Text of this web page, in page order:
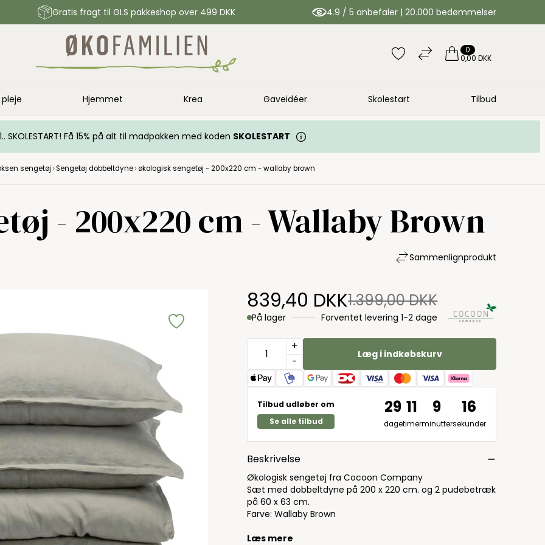
Gratis fragt til GLS pakkeshop over 499 DKK 4.9 / 5 anbefaler | 20.000 bedømmelser
0
0,00 DKK
Hjemmet Krea Gaveidéer Skolestart Tilbud
SKOLESTART! Få 15% på alt til madpakken med koden SKOLESTART
sengetøj Sengetøj dobbeltdyne økologisk sengetøj - 200x220 cm - wallaby brown
- 200x220 cm - Wallaby Brown
Sammenlignprodukt
839,40 DKK1.399,00 DKK
På lager Forventet levering 1-2 dage
+
-
Læg i indkøbskurv
Tilbud udløber om
Se alle tilbud
29
dage
11
timer
9
minutter
15
sekunder
Beskrivelse
Økologisk sengetøj fra Cocoon Company
Sæt med dobbeltdyne på 200 x 220 cm. og 2 pudebetræk
på 60 x 63 cm.
Farve: Wallaby Brown
Læs mere